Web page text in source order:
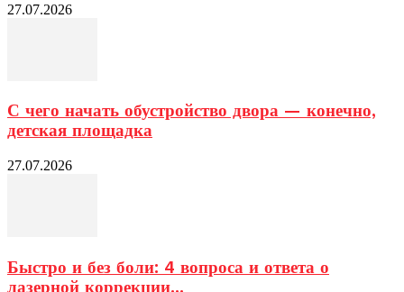
27.07.2026
С чего начать обустройство двора — конечно,
детская площадка
27.07.2026
Быстро и без боли: 4 вопроса и ответа о
лазерной коррекции...